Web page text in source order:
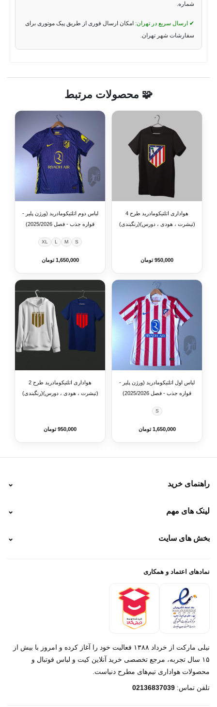
شماره.
✔ ارسال سریع در تهران: امکان ارسال فوری از طریق پیک موتوری برای
سفارشات شهر تهران.
🧩 محصولات مرتبط
هواداری اتلتیکومادرید طرح 4
(تیشرت ، هودی ، دورس)(رنگبندی)
950,000 تومان
لباس دوم اتلتیکومادرید (ورژن پلیر -
قواره جذب - فصل 2025/2026)
S
M
L
XL
1,650,000 تومان
لباس اول اتلتیکومادرید (ورژن پلیر -
قواره جذب - فصل 2025/2026)
S
1,650,000 تومان
هواداری اتلتیکومادرید طرح 2
(تیشرت ، هودی ، دورس)(رنگبندی)
950,000 تومان
راهنمای خرید ⌄
نحوه پرداخت
راهنمای سفارش
لینک های مهم ⌄
رهگیری تیپاکس
خرید لباس جدید بارسلونا 2025/2026
بخش های سایت ⌄
پرداخت باز
تماس با ما
نمادهای اعتماد و همکاری
نیلی مارکت از خرداد ۱۳۸۸ فعالیت خود را آغاز کرده و امروز با بیش از
۱۵ سال تجربه، مرجع تخصصی خرید آنلاین کیت و لباس فوتبال و
محصولات هواداری تیم‌های مطرح دنیاست.
تلفن تماس: 02136837039
پشتیبانی روبیکا‌